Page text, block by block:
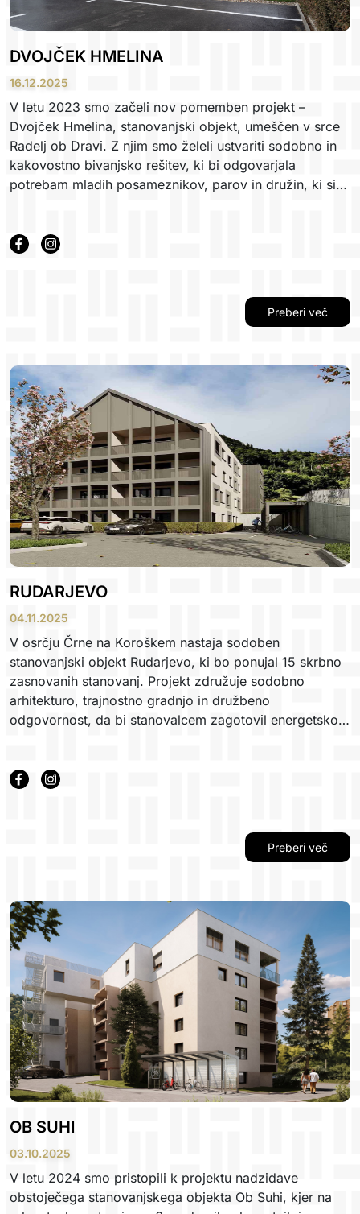
DVOJČEK HMELINA
16.12.2025
V letu 2023 smo začeli nov pomemben projekt –
Dvojček Hmelina, stanovanjski objekt, umeščen v srce
Radelj ob Dravi. Z njim smo želeli ustvariti sodobno in
kakovostno bivanjsko rešitev, ki bi odgovarjala
potrebam mladih posameznikov, parov in družin, ki si
mislijo na dolgoročno kakovost in trajnost, hkrati pa
Preberi več
RUDARJEVO
04.11.2025
V osrčju Črne na Koroškem nastaja sodoben
stanovanjski objekt Rudarjevo, ki bo ponujal 15 skrbno
zasnovanih stanovanj. Projekt združuje sodobno
arhitekturo, trajnostno gradnjo in družbeno
odgovornost, da bi stanovalcem zagotovil energetsko
Preberi več
OB SUHI
03.10.2025
V letu 2024 smo pristopili k projektu nadzidave
obstoječega stanovanjskega objekta Ob Suhi, kjer na